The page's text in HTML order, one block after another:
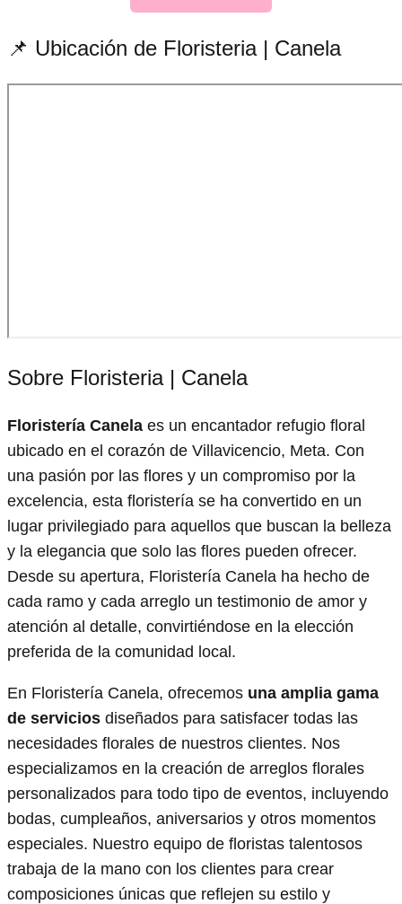
📌 Ubicación de Floristeria | Canela
Sobre Floristeria | Canela
Floristería Canela es un encantador refugio floral
ubicado en el corazón de Villavicencio, Meta. Con
una pasión por las flores y un compromiso por la
excelencia, esta floristería se ha convertido en un
lugar privilegiado para aquellos que buscan la belleza
y la elegancia que solo las flores pueden ofrecer.
Desde su apertura, Floristería Canela ha hecho de
cada ramo y cada arreglo un testimonio de amor y
atención al detalle, convirtiéndose en la elección
preferida de la comunidad local.
En Floristería Canela, ofrecemos una amplia gama
de servicios diseñados para satisfacer todas las
necesidades florales de nuestros clientes. Nos
especializamos en la creación de arreglos florales
personalizados para todo tipo de eventos, incluyendo
bodas, cumpleaños, aniversarios y otros momentos
especiales. Nuestro equipo de floristas talentosos
trabaja de la mano con los clientes para crear
composiciones únicas que reflejen su estilo y